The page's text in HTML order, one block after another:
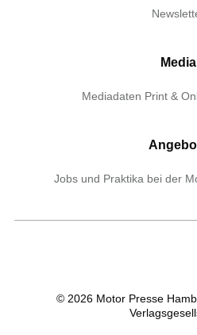
Media
Mediadaten Print &
Jobs und Praktika bei der
© 2026 Motor Presse